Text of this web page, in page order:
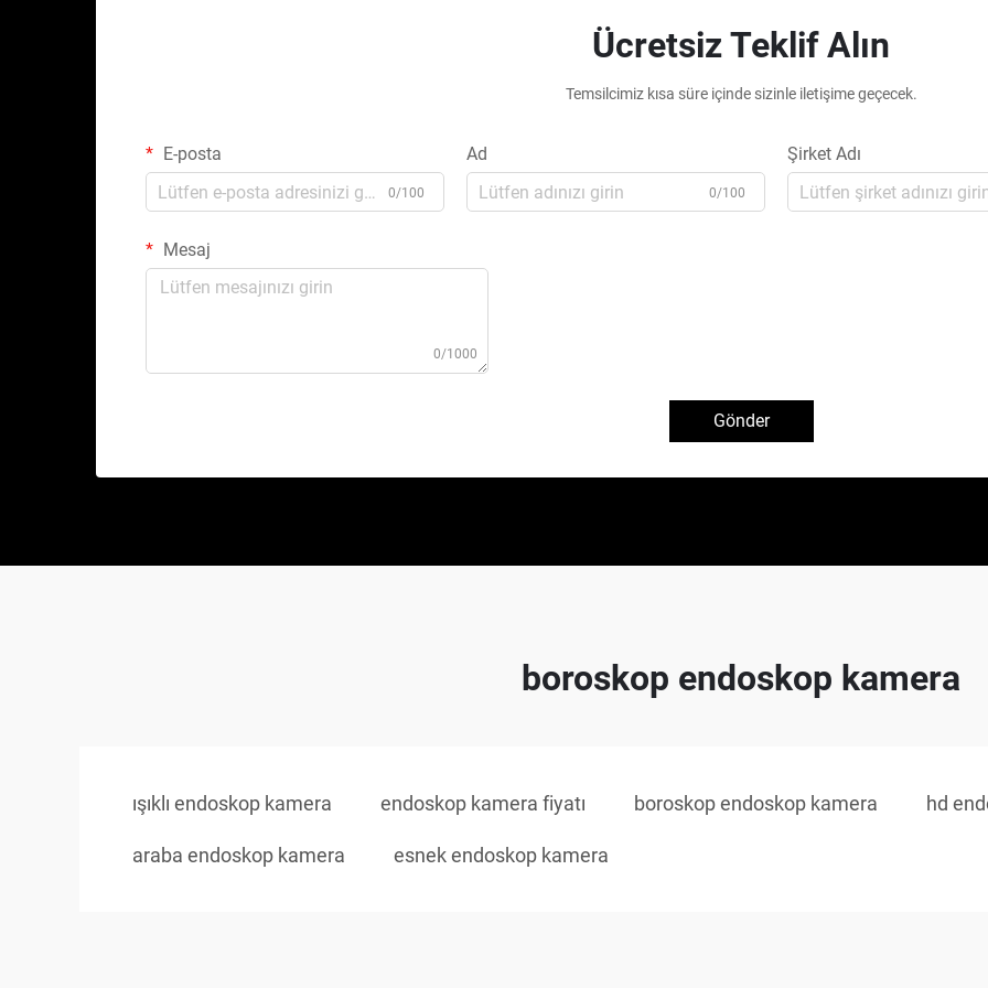
Ücretsiz Teklif Alın
Temsilcimiz kısa süre içinde sizinle iletişime geçecek.
E-posta
0/100
Ad
0/100
Şirket Adı
Mesaj
0/1000
Gönder
boroskop endoskop kamera
ışıklı endoskop kamera endoskop kamera fiyatı boroskop endoskop kamera hd
araba endoskop kamera esnek endoskop kamera